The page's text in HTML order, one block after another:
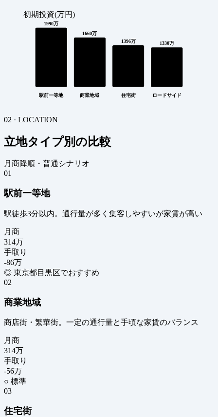
初期投資(万円)
1990万
駅前一等地
1660万
商業地域
1396万
住宅街
1330万
ロードサイド
02 · LOCATION
立地タイプ別の比較
月商降順・普通シナリオ
01
駅前一等地
駅徒歩3分以内。通行量が多く集客しやすいが家賃が高い
月商
314万
手取り
-86万
◎ 東京都目黒区でおすすめ
02
商業地域
商店街・繁華街。一定の通行量と手頃な家賃のバランス
月商
314万
手取り
-56万
○ 標準
03
住宅街